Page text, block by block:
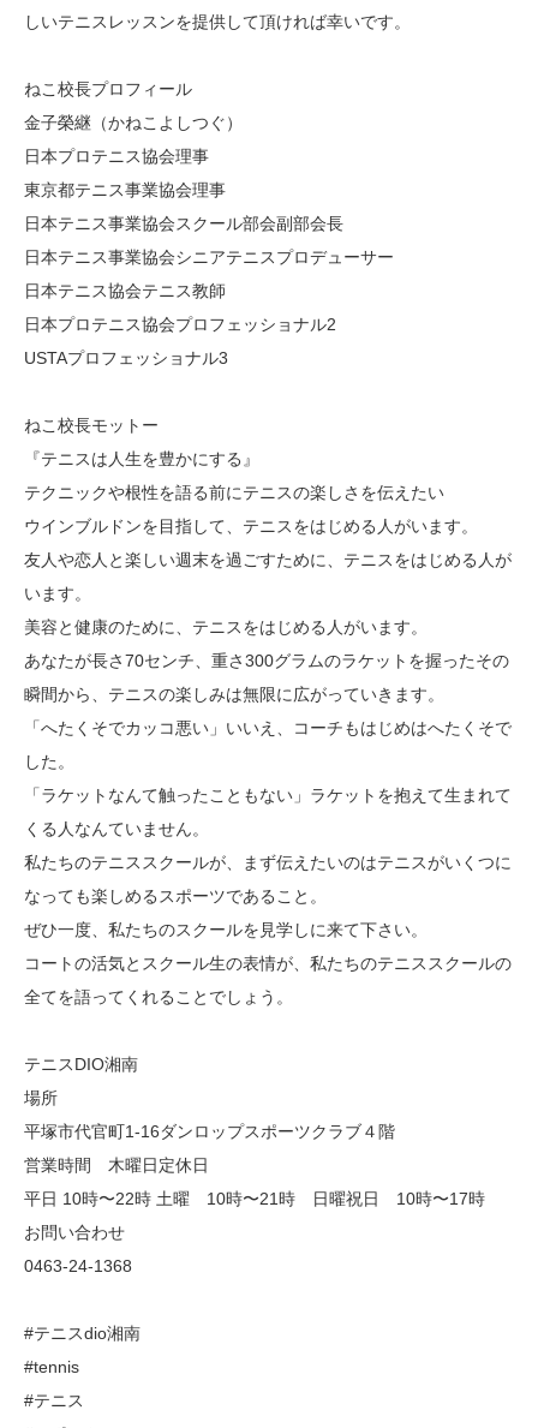
しいテニスレッスンを提供して頂ければ幸いです。
ねこ校長プロフィール
金子榮継（かねこよしつぐ）
日本プロテニス協会理事
東京都テニス事業協会理事
日本テニス事業協会スクール部会副部会長
日本テニス事業協会シニアテニスプロデューサー
日本テニス協会テニス教師
日本プロテニス協会プロフェッショナル2
USTAプロフェッショナル3
ねこ校長モットー
『テニスは人生を豊かにする』
テクニックや根性を語る前にテニスの楽しさを伝えたい
ウインブルドンを目指して、テニスをはじめる人がいます。
友人や恋人と楽しい週末を過ごすために、テニスをはじめる人が
います。
美容と健康のために、テニスをはじめる人がいます。
あなたが長さ70センチ、重さ300グラムのラケットを握ったその
瞬間から、テニスの楽しみは無限に広がっていきます。
「へたくそでカッコ悪い」いいえ、コーチもはじめはへたくそで
した。
「ラケットなんて触ったこともない」ラケットを抱えて生まれて
くる人なんていません。
私たちのテニススクールが、まず伝えたいのはテニスがいくつに
なっても楽しめるスポーツであること。
ぜひ一度、私たちのスクールを見学しに来て下さい。
コートの活気とスクール生の表情が、私たちのテニススクールの
全てを語ってくれることでしょう。
テニスDIO湘南
場所
平塚市代官町1-16ダンロップスポーツクラブ４階
営業時間 木曜日定休日
平日 10時〜22時 土曜 10時〜21時 日曜祝日 10時〜17時
お問い合わせ
0463-24-1368
#テニスdio湘南
#tennis
#テニス